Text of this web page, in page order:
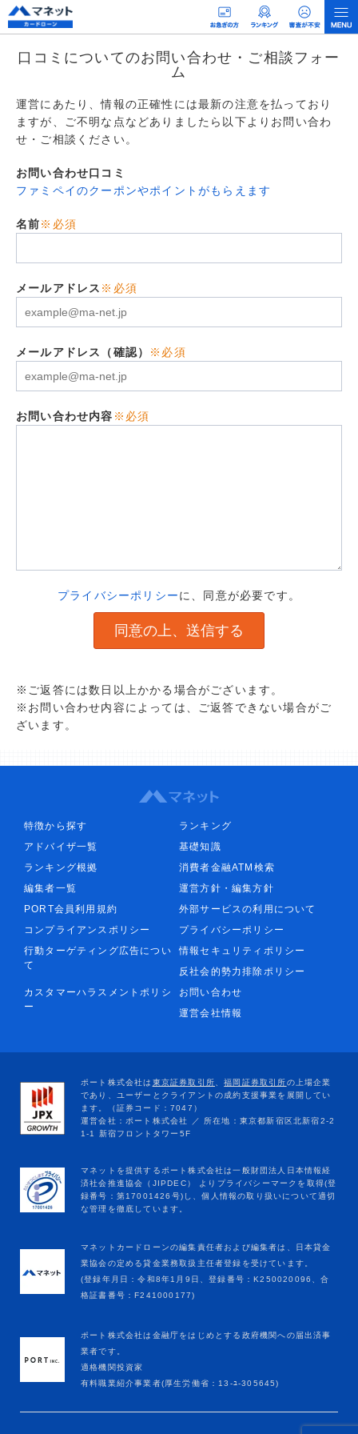
口コミについてのお問い合わせ・ご相談フォー
ム
運営にあたり、情報の正確性には最新の注意を払っており
ますが、ご不明な点などありましたら以下よりお問い合わ
せ・ご相談ください。
お問い合わせ口コミ
ファミペイのクーポンやポイントがもらえます
名前※必須
メールアドレス ※必須
メールアドレス（確認） ※必須
お問い合わせ内容 ※必須
プライバシーポリシーに、同意が必要です。
※ご返答には数日以上かかる場合がございます。
※お問い合わせ内容によっては、ご返答できない場合がご
ざいます。
特徴から探す
ランキング
アドバイザ一覧
基礎知識
ランキング根拠
消費者金融ATM検索
編集者一覧
運営方針・編集方針
PORT会員利用規約
外部サービスの利用について
コンプライアンスポリシー
プライバシーポリシー
行動ターゲティング広告につい
て
情報セキュリティポリシー
反社会的勢力排除ポリシー
カスタマーハラスメントポリシ
ー
お問い合わせ
運営会社情報
マネットカードローンの編集責任者および編集者は、日本貸金
業協会の定める貸金業務取扱主任者登録を受けています。
(登録年月日：令和8年1月9日、登録番号：K250020096、合
格証書番号：F241000177)
ポート株式会社は金融庁をはじめとする政府機関への届出済事
業者です。
適格機関投資家
有料職業紹介事業者(厚生労働省：13-ﾕ-305645)